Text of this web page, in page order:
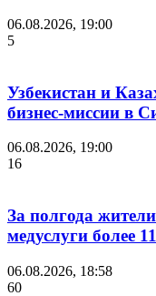
06.08.2026, 19:00
5
Узбекистан и
бизнес-миссии в
06.08.2026, 19:00
16
За полгода
медуслуги более
06.08.2026, 18:58
60